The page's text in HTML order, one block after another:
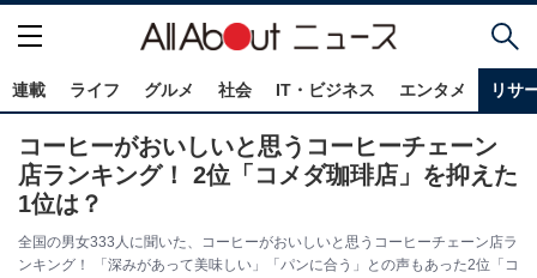
連載 ライフ グルメ 社会 IT・ビジネス エンタメ リサ
コーヒーがおいしいと思うコーヒーチェーン
店ランキング！ 2位「コメダ珈琲店」を抑えた
1位は？
全国の男女333人に聞いた、コーヒーがおいしいと思うコーヒーチェーン店ラ
ンキング！ 「深みがあって美味しい」「パンに合う」との声もあった2位「コ